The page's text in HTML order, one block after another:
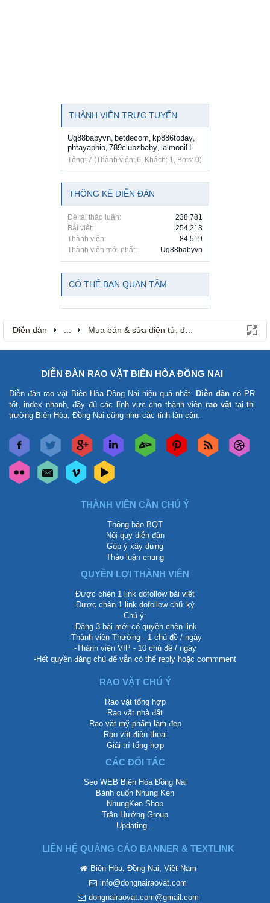
THÀNH VIÊN TRỰC TUYẾN
Ug88babyvn betdecom kp886today
phtayaphio 789clubzbaby lalmoniH
Tổng: 7 (Thành viên: 6, Khách: 1, Bots: 0)
THỐNG KÊ DIỄN ĐÀN
Đề tài thảo luận:
238,781
Bài viết:
254,213
Thành viên:
84,519
Thành viên mới nhất:
Ug88babyvn
CÓ THỂ BẠN QUAN TÂM
Diễn đàn Mua bán & sửa điện tử, điện lạnh
DIỄN ĐÀN RAO VẶT BIÊN HÒA ĐỒNG NAI
Diễn đàn rao vặt Biên Hòa Đồng Nai hiệu quả nhất. Diễn đàn có PR
tốt, index nhanh, đầy đủ các lĩnh vực cho thành viên rao vặt tại thị
trường Biên Hòa, Đồng Nai cũng như các tỉnh lân cận.
THÀNH VIÊN CẦN CHÚ Ý
Thông báo BQT
Nội quy diễn đàn
Góp ý xây dựng
Thảo luận chung
QUYỀN LỢI THÀNH VIÊN
Được chèn 1 link dofollow bài viết
Được chèn 1 link dofollow chữ ký
Chú ý:
-Đăng 3 bài mới có quyền chèn link
-Thành viên Thường - 1 chủ đề / ngày
-Thành viên VIP - 10 chủ đề / ngày
-Hết quyền đăng chủ để vẫn có thể reply hoặc commment
RAO VẶT CHÚ Ý
Rao vặt tổng hợp
Rao vặt nhà đất
Rao vặt mỹ phẩm làm đẹp
Rao vặt điện thoại
Giải trí tổng hợp
CÁC ĐỐI TÁC
Seo WEB Biên Hòa Đồng Nai
Bánh cuốn Nhung Ken
NhungKen Shop
Trần Hướng Group
Updating...
LIÊN HỆ QUẢNG CÁO BANNER & TEXTLINK
Biên Hòa, Đồng Nai, Việt Nam
info@dongnairaovat.com
dongnairaovat.com@gmail.com